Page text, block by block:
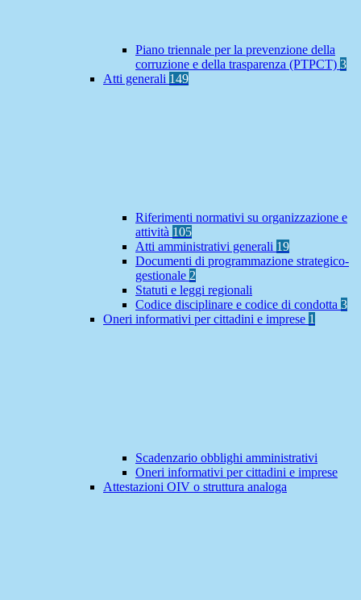
Piano triennale per la prevenzione della
corruzione e della trasparenza (PTPCT) 3
Atti generali 149
Riferimenti normativi su organizzazione e
attività 105
Atti amministrativi generali 19
Documenti di programmazione strategico-
gestionale 2
Statuti e leggi regionali
Codice disciplinare e codice di condotta 3
Oneri informativi per cittadini e imprese 1
Scadenzario obblighi amministrativi
Oneri informativi per cittadini e imprese
Attestazioni OIV o struttura analoga